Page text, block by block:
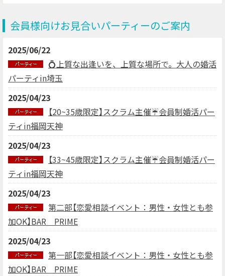
会員様向けお見合いパーティーのご案内
2025/06/22
💍上質な出逢いを、上質な場所で。大人の婚活
パーティin埼玉
2025/04/23
【20~35歳限定】スクラム主催☔会員制婚活パー
ティin福岡天神
2025/04/23
【33~45歳限定】スクラム主催☔会員制婚活パー
ティin福岡天神
2025/04/23
第二部【恋愛相談イベント：男性・女性とも参
加OK】BAR PRIME
2025/04/23
第一部【恋愛相談イベント：男性・女性とも参
加OK】BAR PRIME